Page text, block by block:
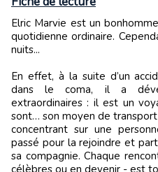
Elric Marvie est un bonhomme ordinaire menant une routine
quotidienne ordinaire.
nuits...
En effet, à la suite d’un
dans le coma, il a
extraordinaires : il est un
sont… son moyen de
concentrant sur une
passé pour la rejoindre et
sa compagnie. Chaque
célèbres ou en devenir - est